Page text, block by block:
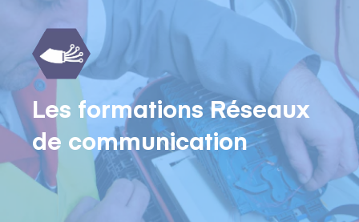
Les formations Réseaux
de communication